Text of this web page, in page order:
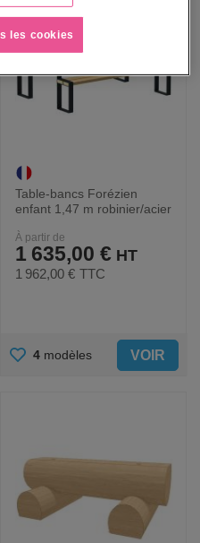
Table-bancs Forézien
enfant 1,47 m robinier/acier
À partir de
1 635,00 €
1 962,00 € TTC
AJOUTER
4 modèles VOIR
les cookies